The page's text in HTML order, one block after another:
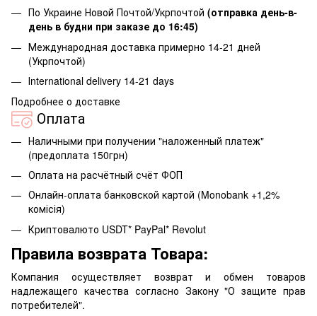
По Украине Новой Почтой/Укрпочтой (отправка день-в-
день в будни при заказе до 16:45)
Международная доставка примерно 14-21 дней
(Укрпочтой)
Іnternational delivery 14-21 days
Подробнее о доставке
Оплата
Наличными при получении "наложенный платеж"
(предоплата 150грн)
Оплата на расчётный счёт ФОП
Онлайн-оплата банковской картой (Monobank +1,2%
комісія)
Криптовалюто USDT* PayPal* Revolut
Правила возврата Товара:
Компания осуществляет возврат и обмен товаров
надлежащего качества согласно Закону "О защите прав
потребителей".